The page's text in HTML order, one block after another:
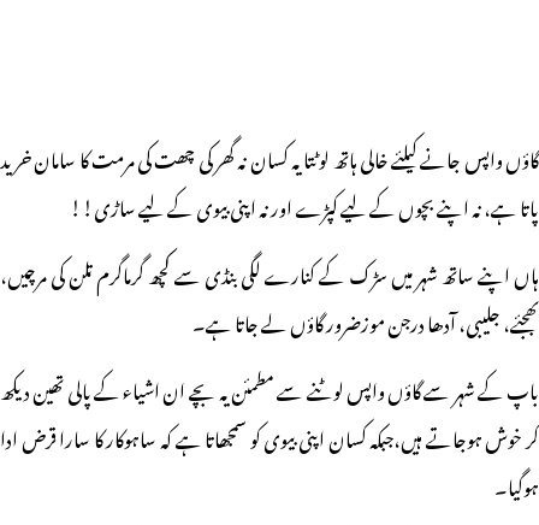
گاؤں واپس جانے کیلئے خالی ہاتھ لوٹتا یہ کسان نہ گھر کی چھت کی مرمت کا سامان خرید
پاتا ہے، نہ اپنے بچوں کے لیے کپڑے اور نہ اپنی بیوی کے لیے ساڑی!!
ہاں اپنے ساتھ شہر میں سڑک کے کنارے لگی بنڈی سے کچھ گرماگرم تلن کی مرچیں،
بھجئے، جلیبی، آدھا درجن موزضرور گاؤں لے جاتا ہے۔
باپ کے شہر سے گاؤں واپس لوٹنے سے مطمئن یہ بچے ان اشیاء کے پالی تھین دیکھ
کر خوش ہوجاتے ہیں،جبکہ کسان اپنی بیوی کو سمجھاتا ہے کہ ساہوکار کا سارا قرض ادا
ہوگیا۔